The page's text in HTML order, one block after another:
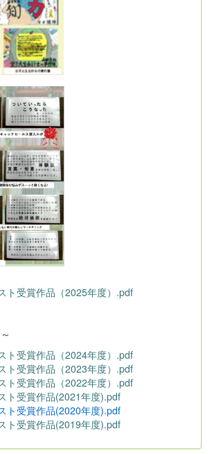
ト受賞作品（2025年度）.pdf
ト受賞作品（2024年度）.pdf
ト受賞作品（2023年度）.pdf
ト受賞作品（2022年度）.pdf
ト受賞作品(2021年度).pdf
ト受賞作品(2020年度).pdf
ト受賞作品(2019年度).pdf